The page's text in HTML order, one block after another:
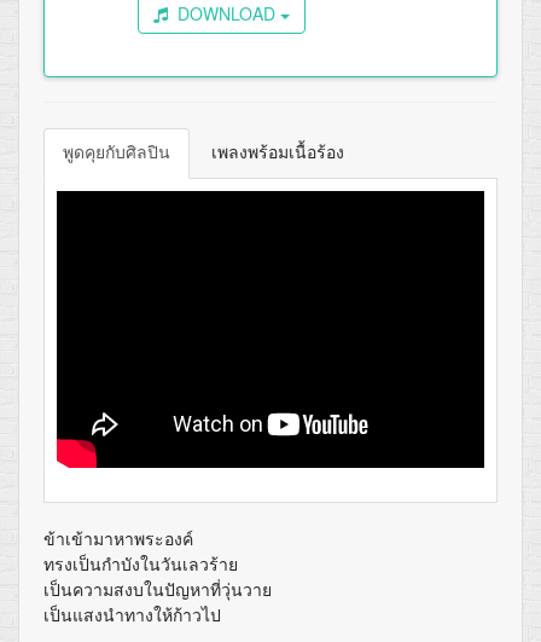
DOWNLOAD
พูดคุยกับศิลปิน เพลงพร้อมเนื้อร้อง
ข้าเข้ามาหาพระองค์
ทรงเป็นกำบังในวันเลวร้าย
เป็นความสงบในปัญหาที่วุ่นวาย
เป็นแสงนำทางให้ก้าวไป